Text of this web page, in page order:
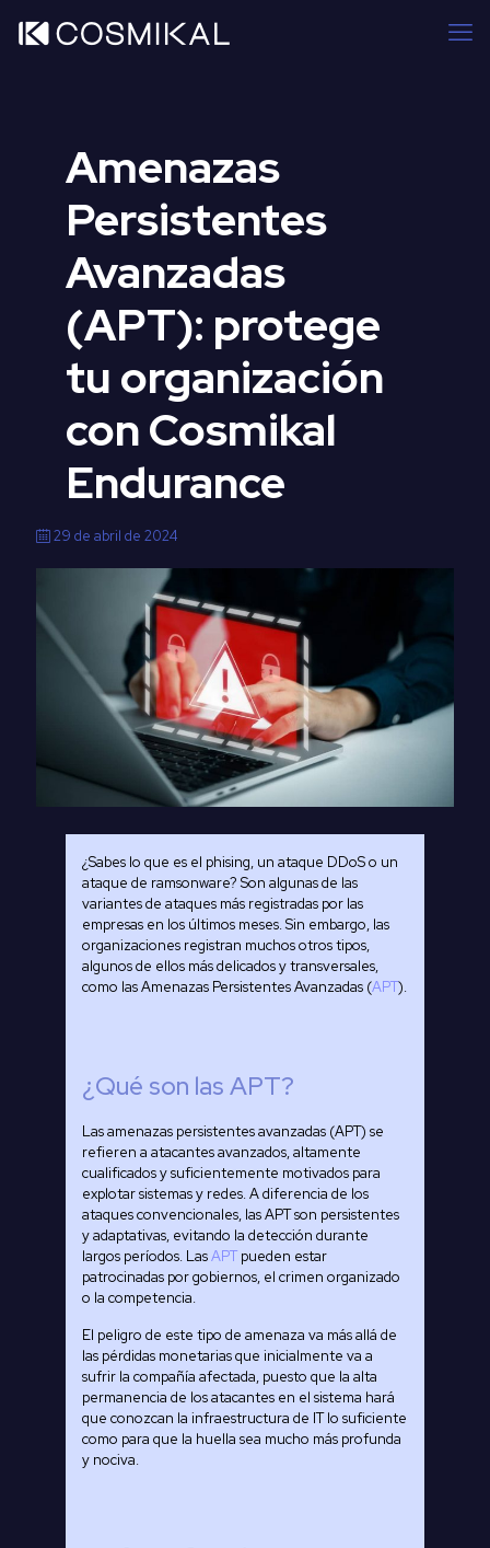
Amenazas
Persistentes
Avanzadas
(APT): protege
tu organización
con Cosmikal
Endurance
29 de abril de 2024
¿Sabes lo que es el phising, un ataque DDoS o un
ataque de ramsonware? Son algunas de las
variantes de ataques más registradas por las
empresas en los últimos meses. Sin embargo, las
organizaciones registran muchos otros tipos,
algunos de ellos más delicados y transversales,
como las Amenazas Persistentes Avanzadas (APT).
¿Qué son las APT?
Las amenazas persistentes avanzadas (APT) se
refieren a atacantes avanzados, altamente
cualificados y suficientemente motivados para
explotar sistemas y redes. A diferencia de los
ataques convencionales, las APT son persistentes
y adaptativas, evitando la detección durante
largos períodos. LasAPT pueden estar
patrocinadas por gobiernos, el crimen organizado
o la competencia.
El peligro de este tipo de amenaza va más allá de
las pérdidas monetarias que inicialmente va a
sufrir la compañía afectada, puesto que la alta
permanencia de los atacantes en el sistema hará
que conozcan la infraestructura de IT lo suficiente
como para que la huella sea mucho más profunda
y nociva.